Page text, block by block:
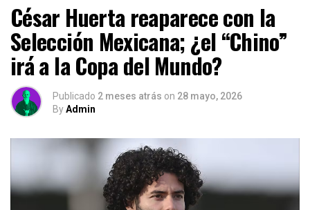
César Huerta reaparece con la
Selección Mexicana; ¿el “Chino”
irá a la Copa del Mundo?
Publicado 2 meses atrás on 28 mayo, 2026
ByAdmin